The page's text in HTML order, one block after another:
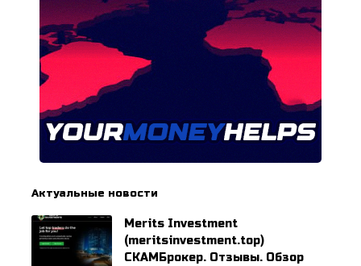
Актуальные новости
Merits Investment
(meritsinvestment.top)
СКАМБрокер. Отзывы. Обзор